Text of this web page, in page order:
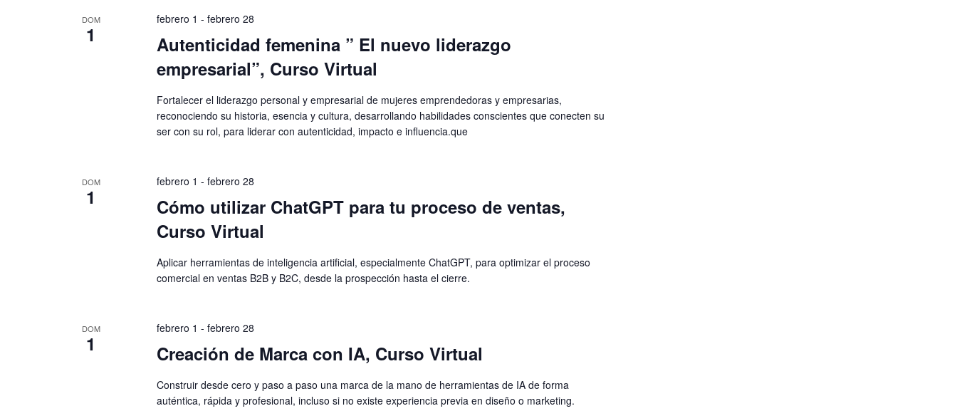
DOM
1
febrero 1 - febrero 28
Autenticidad femenina ” El nuevo liderazgo
empresarial”, Curso Virtual
Fortalecer el liderazgo personal y empresarial de mujeres emprendedoras y empresarias,
reconociendo su historia, esencia y cultura, desarrollando habilidades conscientes que conecten su
ser con su rol, para liderar con autenticidad, impacto e influencia.que
DOM
1
febrero 1 - febrero 28
Cómo utilizar ChatGPT para tu proceso de ventas,
Curso Virtual
Aplicar herramientas de inteligencia artificial, especialmente ChatGPT, para optimizar el proceso
comercial en ventas B2B y B2C, desde la prospección hasta el cierre.
DOM
1
febrero 1 - febrero 28
Creación de Marca con IA, Curso Virtual
Construir desde cero y paso a paso una marca de la mano de herramientas de IA de forma
auténtica, rápida y profesional, incluso si no existe experiencia previa en diseño o marketing.